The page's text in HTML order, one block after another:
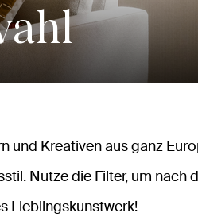
und Kreativen aus ganz
Nutze die Filter, um nach
Lieblingskunstwerk!